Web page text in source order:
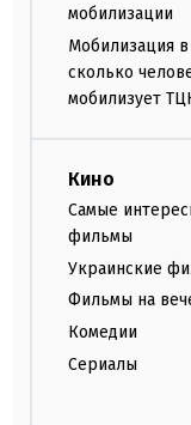
мобилизации
Мобилизация
сколько
мобилизует
Кино
Самые
фильмы
Украинские
Фильмы на
Комедии
Сериалы